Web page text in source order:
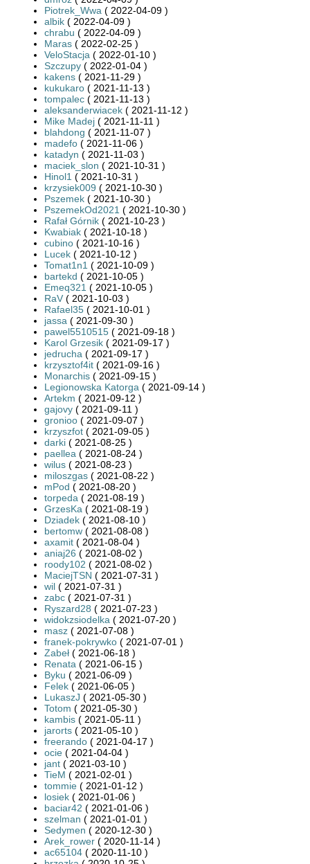
Piotrek_Wwa ( 2022-04-09 )
albik ( 2022-04-09 )
chrabu ( 2022-04-09 )
Maras ( 2022-02-25 )
VeloStacja ( 2022-01-10 )
Szczupy ( 2022-01-04 )
kakens ( 2021-11-29 )
kukukaro ( 2021-11-13 )
tompalec ( 2021-11-13 )
aleksanderwiacek ( 2021-11-12 )
Mike Madej ( 2021-11-11 )
blahdong ( 2021-11-07 )
madefo ( 2021-11-06 )
katadyn ( 2021-11-03 )
maciek_slon ( 2021-10-31 )
Hinol1 ( 2021-10-31 )
krzysiek009 ( 2021-10-30 )
Pszemek ( 2021-10-30 )
PszemekOd2021 ( 2021-10-30 )
Rafał Górnik ( 2021-10-23 )
Kwabiak ( 2021-10-18 )
cubino ( 2021-10-16 )
Lucek ( 2021-10-12 )
Tomat1n1 ( 2021-10-09 )
bartekd ( 2021-10-05 )
Emeq321 ( 2021-10-05 )
RaV ( 2021-10-03 )
Rafael35 ( 2021-10-01 )
jassa ( 2021-09-30 )
pawel5510515 ( 2021-09-18 )
Karol Grzesik ( 2021-09-17 )
jedrucha ( 2021-09-17 )
krzysztof4it ( 2021-09-16 )
Monarchis ( 2021-09-15 )
Legionowska Katorga ( 2021-09-14 )
Artekm ( 2021-09-12 )
gajovy ( 2021-09-11 )
gronioo ( 2021-09-07 )
krzyszfot ( 2021-09-05 )
darki ( 2021-08-25 )
paellea ( 2021-08-24 )
wilus ( 2021-08-23 )
miloszgas ( 2021-08-22 )
mPod ( 2021-08-20 )
torpeda ( 2021-08-19 )
GrzesKa ( 2021-08-19 )
Dziadek ( 2021-08-10 )
bertomw ( 2021-08-08 )
axamit ( 2021-08-04 )
aniaj26 ( 2021-08-02 )
roody102 ( 2021-08-02 )
MaciejTSN ( 2021-07-31 )
wil ( 2021-07-31 )
zabc ( 2021-07-31 )
Ryszard28 ( 2021-07-23 )
widokzsiodelka ( 2021-07-20 )
masz ( 2021-07-08 )
franek-pokrywko ( 2021-07-01 )
Zabeł ( 2021-06-18 )
Renata ( 2021-06-15 )
Byku ( 2021-06-09 )
Felek ( 2021-06-05 )
LukaszJ ( 2021-05-30 )
Totom ( 2021-05-30 )
kambis ( 2021-05-11 )
jarorts ( 2021-05-10 )
freerando ( 2021-04-17 )
ocie ( 2021-04-04 )
jant ( 2021-03-10 )
TieM ( 2021-02-01 )
tommie ( 2021-01-12 )
losiek ( 2021-01-06 )
baciar42 ( 2021-01-06 )
szelman ( 2021-01-01 )
Sedymen ( 2020-12-30 )
Arek_rower ( 2020-11-14 )
ac65104 ( 2020-11-10 )